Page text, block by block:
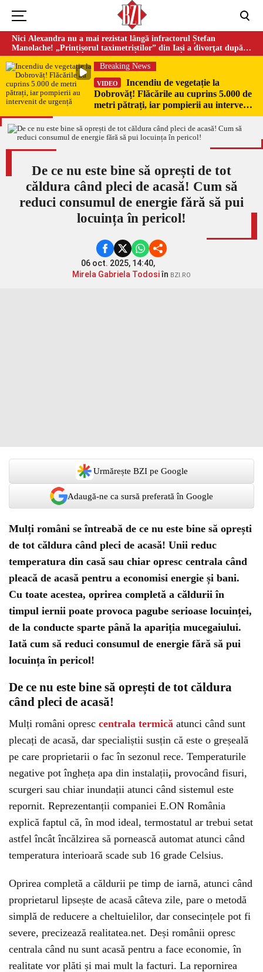
Nici Alexandra nu a mai rezistat lângă infractorul Ștefan
Manolache! „Prințișorul taximetriștilor” din Iași a divorţat după
doi ani de căsnicie
Breaking News
VIDEO
Incendiu de vegetație la
Dobrovăț! Flăcările au cuprins 5.000 de
metri pătrați, iar pompierii au intervenit
de urgență
De ce nu este bine să oprești de tot
căldura când pleci de acasă! Cum să
reduci consumul de energie fără să pui
locuința în pericol!
06 oct. 2025, 14:40,
Mirela Gabriela Todosiîn BZI.RO
Urmărește BZI pe Google
Adaugă-ne ca sursă preferată în Google
Mulți români se întreabă de ce nu este bine să oprești
de tot căldura când pleci de acasă! Unii reduc
temperatura din casă sau chiar opresc centrala când
pleacă de acasă pentru a economisi energie și bani.
Cu toate acestea, oprirea completă a căldurii în
timpul iernii poate provoca pagube serioase locuinței,
de la conducte sparte până la apariția mucegaiului.
Iată cum să reduci consumul de energie fără să pui
locuința în pericol!
De ce nu este bine să oprești de tot căldura
când pleci de acasă!
Mulți români opresc centrala termică atunci când sunt
plecați de acasă, dar specialiștii susțin că este o greșeală
pe care proprietarii o fac în sezonul rece. Temperaturile
negative pot îngheța apa din instalații, provocând fisuri,
scurgeri sau chiar inundații atunci când sistemul este
repornit. Reprezentanții companiei E.ON România
explică faptul că, în mod ideal, termostatul ar trebui setat
astfel încât încălzirea să pornească automat atunci când
temperatura interioară scade sub 16 grade Celsius.
Oprirea completă a căldurii pe timp de iarnă, atunci când
proprietarul lipsește de acasă câteva zile, pare o metodă
simplă de reducere a cheltuielilor, dar consecințele pot fi
severe, precizează realitatea.net. Deși românii opresc
centrala când nu sunt acasă pentru a face economie, în
realitate vor plăti și mai mult la facturi. La repornirea